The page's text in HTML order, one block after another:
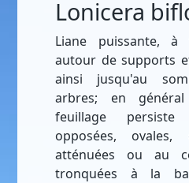
Lonicera
Liane puissante, à
autour de supports
ainsi jusqu'au
arbres; en
feuillage persiste
opposées, ovales,
atténuées ou au
tronquées à la